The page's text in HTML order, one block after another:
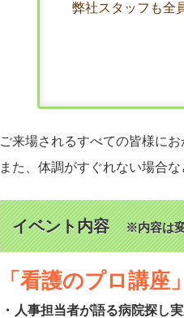
弊社スタッフも全
ご来場されるすべての皆様に
また、体調がすぐれない場合
イベント内容※内容は
「看護のプロ講座」
・ 人事担当者が語る病院探し